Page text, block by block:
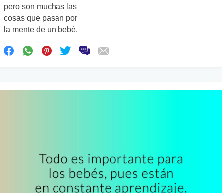
pero son muchas las
cosas que pasan por
la mente de un bebé.